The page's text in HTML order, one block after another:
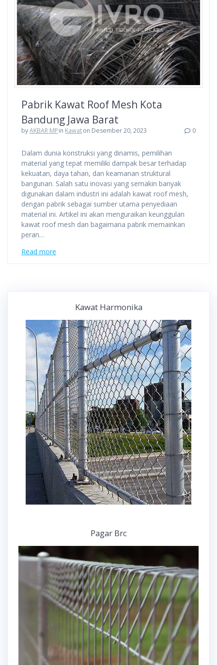
Pabrik Kawat Roof Mesh Kota
Bandung Jawa Barat
byAKBAR MPin Kawaton Desember 20, 2023 0
Dalam dunia konstruksi yang dinamis, pemilihan
material yang tepat memiliki dampak besar terhadap
kekuatan, daya tahan, dan keamanan struktural
bangunan. Salah satu inovasi yang semakin banyak
digunakan dalam industri ini adalah kawat roof mesh,
dengan pabrik sebagai sumber utama penyediaan
material ini. Artikel ini akan menguraikan keunggulan
kawat roof mesh dan bagaimana pabrik memainkan
peran…
Read more
Kawat Harmonika
Pagar Brc